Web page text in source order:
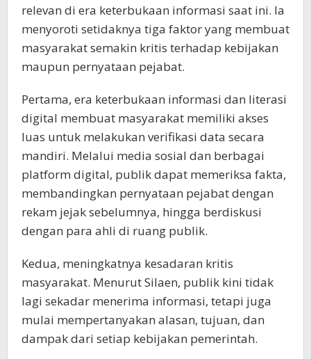
relevan di era keterbukaan informasi saat ini. Ia
menyoroti setidaknya tiga faktor yang membuat
masyarakat semakin kritis terhadap kebijakan
maupun pernyataan pejabat.
Pertama, era keterbukaan informasi dan literasi
digital membuat masyarakat memiliki akses
luas untuk melakukan verifikasi data secara
mandiri. Melalui media sosial dan berbagai
platform digital, publik dapat memeriksa fakta,
membandingkan pernyataan pejabat dengan
rekam jejak sebelumnya, hingga berdiskusi
dengan para ahli di ruang publik.
Kedua, meningkatnya kesadaran kritis
masyarakat. Menurut Silaen, publik kini tidak
lagi sekadar menerima informasi, tetapi juga
mulai mempertanyakan alasan, tujuan, dan
dampak dari setiap kebijakan pemerintah.